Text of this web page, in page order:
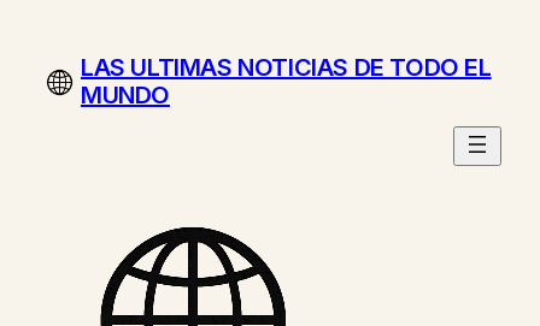
contenidoLAS ULTIMAS NOTICIAS DE TODO EL
MUNDO